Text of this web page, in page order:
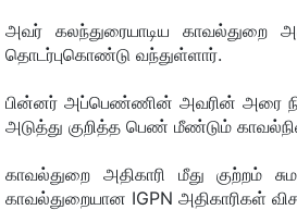
அவர் கலந்துரையாடிய காவல்துறை
தொடர்புகொண்டு வந்துள்ளார்.
பின்னர் அப்பெண்ணின் அவரின் அரை
அடுத்து குறித்த பெண் மீண்டும்
காவல்துறை அதிகாரி மீது குற்றம்
காவல்துறையான IGPN அதிகாரிகள்